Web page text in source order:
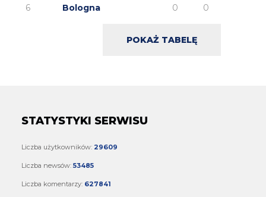
6 Bologna 0 0
POKAŻ TABELĘ
STATYSTYKI SERWISU
Liczba użytkowników: 29609
Liczba newsów: 53485
Liczba komentarzy: 627841